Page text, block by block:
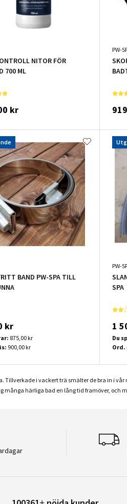
NITOR FÖR
700 ML
kr
PW-
BAND PW-SPA TILL
kr
875,00 kr
900,00 kr
PW-
SPA
1
Du
Ord.
Tillverkade i vackert trä smälter de bra in i
härliga bad en lång tid framöver, och